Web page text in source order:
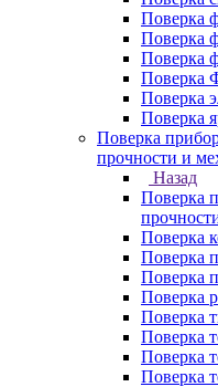
Поверка
Поверка
Поверка
Поверка
Поверка
Поверка
Поверка
прочности и
Назад
Поверка
Поверка
Поверка
Поверка
Поверка
Поверка
Поверка
Поверка
Поверка